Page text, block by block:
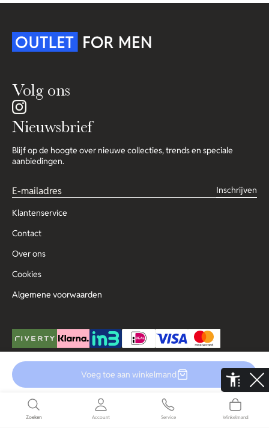
Voeg toe aan winkelmand
Volg ons
Nieuwsbrief
Blijf op de hoogte over nieuwe collecties, trends en speciale
aanbiedingen.
Inschrijven
Klantenservice
Contact
Over ons
Cookies
Algemene voorwaarden
© Copyright 2025 Outlet for Men De Aaldor 13, 4191 PC, Geldermalsen
Zoeken Account Service Winkelmand